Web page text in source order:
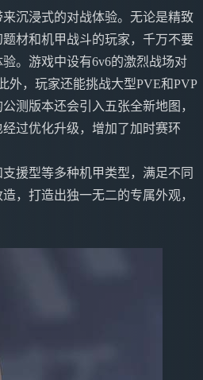
沉浸式的对战体验。无论是精致
材和机甲战斗的玩家，千万不要
。游戏中设有6v6的激烈战场对
外，玩家还能挑战大型PVE和PVP
测版本还会引入五张全新地图，
过优化升级，增加了加时赛环
援型等多种机甲类型，满足不同
，打造出独一无二的专属外观，